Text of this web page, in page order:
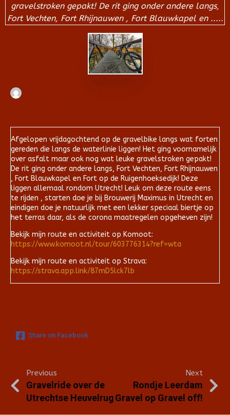
gravelstroken gepakt! De rit ging onder andere langs,
Fort Vechten, Fort Rhijnauwen , Fort Blauwkapel en .....
Afgelopen vrijdagochtend op de gravelbike langs wat forten
gereden die langs de waterlinie liggen! Het ging voornamelijk
over asfalt maar ook nog wat leuke gravelstroken gepakt!
De rit ging onder andere langs, Fort Vechten, Fort Rhijnauwen
, Fort Blauwkapel en Fort op de Ruigenhoeksedijk! Deze
liggen allemaal rondom Utrecht! Leuk om deze route eens
te rijden , starten doe je bij Brouwerij Maximus in Utrecht en
eindigen doe je natuurlijk met een lekker speciaal biertje op
het terras daar, als de corona maatregelen opgeheven zijn!
Bekijk mijn route en activiteit op Komoot:
https://www.komoot.nl/tour/603776314?ref=wta
Bekijk mijn route en activiteit op Strava:
https://strava.app.link/87mD5lck7lb
Share on Facebook
Previous
Gravelride over de
Utrechtse Heuvelrug
Next
Rondje Leerdam
Gravel op Gravel off!